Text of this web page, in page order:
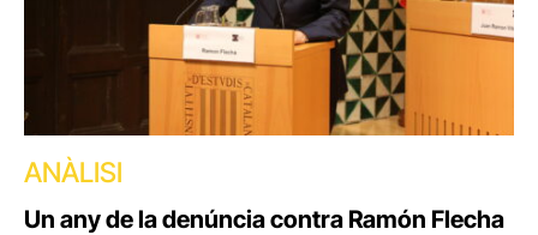
ANÀLISI
Un any de la denúncia contra Ramón Flecha